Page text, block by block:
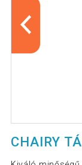
CHAIRY